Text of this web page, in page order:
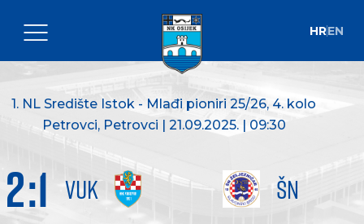
HREN
1. NL Središte Istok - Mlađi pioniri 25/26, 4. kolo
Petrovci, Petrovci | 21.09.2025. | 09:30
VUK ŠN
2:1